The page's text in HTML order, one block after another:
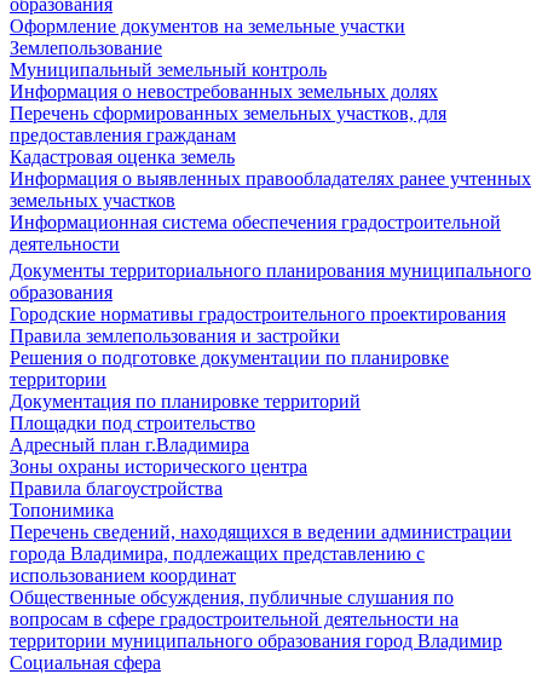
образования
Оформление документов на земельные участки
Землепользование
Муниципальный земельный контроль
Информация о невостребованных земельных долях
Перечень сформированных земельных участков, для
предоставления гражданам
Кадастровая оценка земель
Информация о выявленных правообладателях ранее учтенных
земельных участков
Информационная система обеспечения градостроительной
деятельности
Документы территориального планирования муниципального
образования
Городские нормативы градостроительного проектирования
Правила землепользования и застройки
Решения о подготовке документации по планировке
территории
Документация по планировке территорий
Площадки под строительство
Адресный план г.Владимира
Зоны охраны исторического центра
Правила благоустройства
Топонимика
Перечень сведений, находящихся в ведении администрации
города Владимира, подлежащих представлению с
использованием координат
Общественные обсуждения, публичные слушания по
вопросам в сфере градостроительной деятельности на
территории муниципального образования город Владимир
Социальная сфера